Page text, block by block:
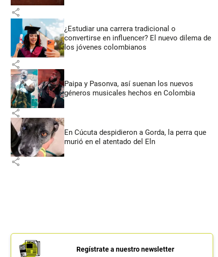
share
¿Estudiar una carrera tradicional o
convertirse en influencer? El nuevo dilema de
los jóvenes colombianos
share
Paipa y Pasonva, así suenan los nuevos
géneros musicales hechos en Colombia
share
En Cúcuta despidieron a Gorda, la perra que
murió en el atentado del Eln
share
Regístrate a nuestro newsletter